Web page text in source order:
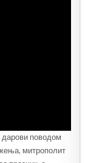
дарови поводом
митрополит